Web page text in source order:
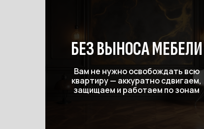
БЕЗ ВЫНОСА МЕБЕЛИ
Вам не нужно освобождать всю
квартиру — аккуратно сдвигаем,
защищаем и работаем по зонам